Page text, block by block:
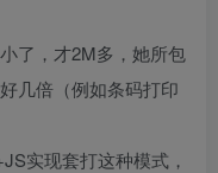
了，才2M多，她所包
几倍（例如条码打印
实现套打这种模式，